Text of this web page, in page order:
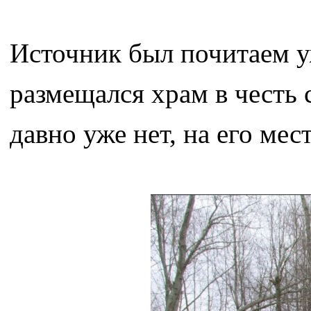
Источник был почитаем
размещался храм в
давно уже нет, на его